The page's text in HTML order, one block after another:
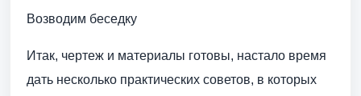
Возводим беседку
Итак, чертеж и материалы готовы, настало время
дать несколько практических советов, в которых